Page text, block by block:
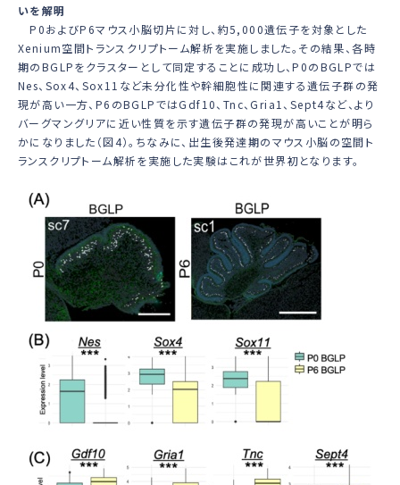
いを解明
P0およびP6マウス小脳切片に対し、約5,000遺伝子を対象とした
Xenium空間トランスクリプトーム解析を実施しました。その結果、各時
期のBGLPをクラスターとして同定することに成功し、P0のBGLPでは
Nes、Sox4、Sox11 など未分化性や幹細胞性に関連する遺伝子群の発
現が高い一方、P6のBGLPではGdf10、Tnc、Gria1、Sept4など、より
バーグマングリアに近い性質を示す遺伝子群の発現が高いことが明ら
かになりました（図4）。ちなみに、出生後発達期のマウス小脳の空間ト
ランスクリプトーム解析を実施した実験はこれが世界初となります。